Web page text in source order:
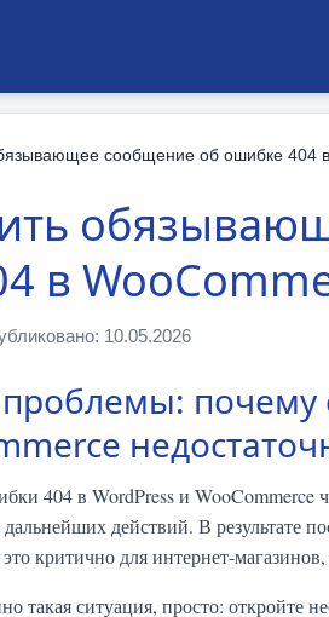
сообщение об ошибке 404
в
10.05.2026
почему
404 в WordPress и WooCommerce
действий. В результате
критично для интернет-
такая ситуация, просто: откройте